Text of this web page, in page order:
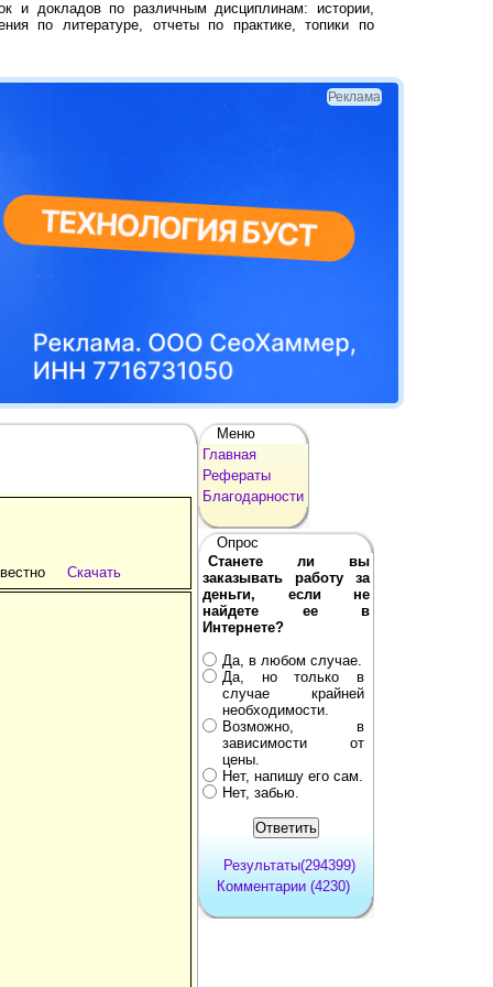
и докладов по различным дисциплинам: истории,
по литературе, отчеты по практике, топики по
Реклама
Скачать
Меню
Главная
Рефераты
Благодарности
Опрос
Станете ли вы
заказывать работу за
деньги, если не
найдете ее в
Интернете?
Да, в любом случае.
Да, но только в
случае крайней
необходимости.
Возможно, в
зависимости от
цены.
Нет, напишу его сам.
Нет, забью.
Результаты(294399)
Комментарии (4230)